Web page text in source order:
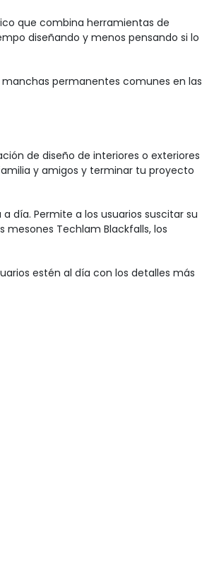
que combina herramientas de
diseñando y menos pensando si lo
permanentes comunes en las
de diseño de interiores o exteriores
y amigos y terminar tu proyecto
día. Permite a los usuarios suscitar su
Techlam Blackfalls, los
estén al día con los detalles más